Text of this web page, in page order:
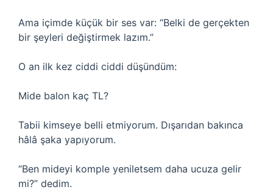
Ama içimde küçük bir ses var: “Belki de gerçekten
bir şeyleri değiştirmek lazım.”
O an ilk kez ciddi ciddi düşündüm:
Mide balon kaç TL?
Tabii kimseye belli etmiyorum. Dışarıdan bakınca
hâlâ şaka yapıyorum.
“Ben mideyi komple yeniletsem daha ucuza gelir
mi?” dedim.